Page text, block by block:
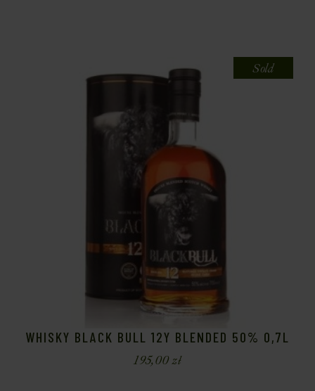
Sold
WHISKY BLACK BULL 12Y BLENDED 50% 0,7L
195,00zł